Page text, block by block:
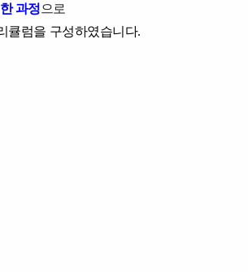
과정으로
큘럼을 구성하였습니다.